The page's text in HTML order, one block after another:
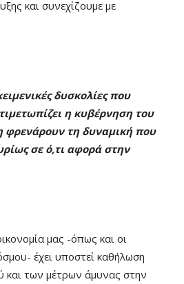
και συνεχίζουμε με
δυσκολίες που
η κυβέρνηση του
φρενάρουν τη δυναμική που
σε ό,τι αφορά στην
μας -όπως και οι
έχει υποστεί καθήλωση
και των μέτρων άμυνας στην